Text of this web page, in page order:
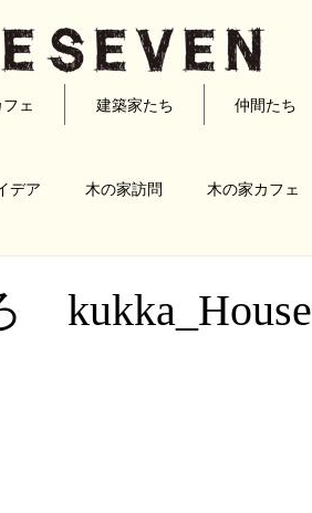
ェ 建築家たち 仲間たち
デア 木の家訪問 木の家カフェ
kukka_House